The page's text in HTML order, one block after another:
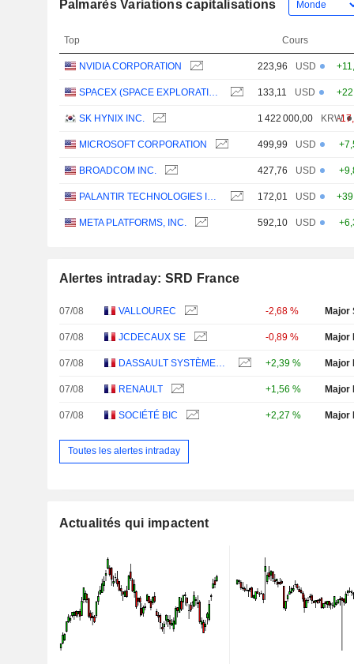
Palmarès Variations capitalisations
Top Cours
NVIDIA CORPORATION 223,96 USD
133,11 USD
SK HYNIX INC. 1 422 000,00 KRW
-
MICROSOFT CORPORATION 499,99 USD
BROADCOM INC. 427,76 USD
172,01 USD
META PLATFORMS, INC. 592,10 USD
Alertes intraday: SRD France
07/08 VALLOUREC -2,68 % Major
07/08 JCDECAUX SE -0,89 % Major
07/08 +2,39 % Major
07/08 RENAULT +1,56 % Major
07/08 SOCIÉTÉ BIC +2,27 % Major
Toutes les alertes intraday
Actualités qui impactent